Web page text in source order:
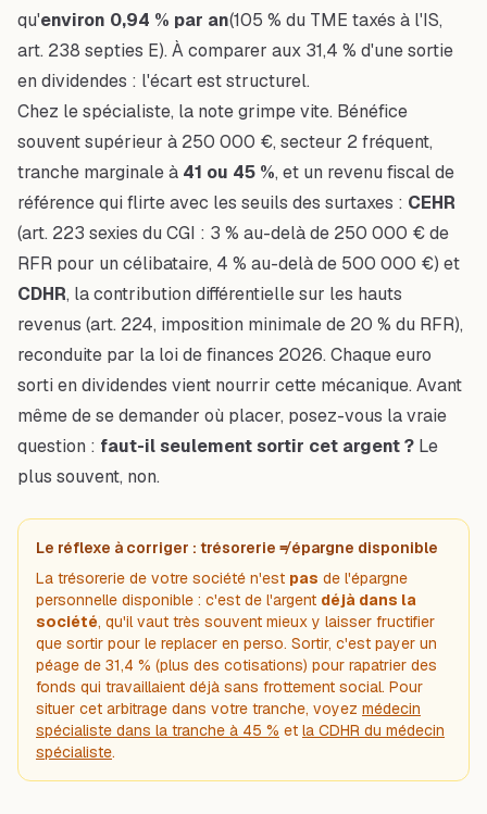
qu'environ 0,94 % par an(105 % du TME taxés à l'IS,
art. 238 septies E). À comparer aux 31,4 % d'une sortie
en dividendes : l'écart est structurel.
Chez le spécialiste, la note grimpe vite. Bénéfice
souvent supérieur à 250 000 €, secteur 2 fréquent,
tranche marginale à 41 ou 45 %, et un revenu fiscal de
référence qui flirte avec les seuils des surtaxes : CEHR
(art. 223 sexies du CGI : 3 % au-delà de 250 000 € de
RFR pour un célibataire, 4 % au-delà de 500 000 €) et
CDHR, la contribution différentielle sur les hauts
revenus (art. 224, imposition minimale de 20 % du RFR),
reconduite par la loi de finances 2026. Chaque euro
sorti en dividendes vient nourrir cette mécanique. Avant
même de se demander où placer, posez-vous la vraie
question : faut-il seulement sortir cet argent ? Le
plus souvent, non.
Le réflexe à corriger : trésorerie ≠ épargne disponible
La trésorerie de votre société n'est pas de l'épargne
personnelle disponible : c'est de l'argent déjà dans la
société, qu'il vaut très souvent mieux y laisser fructifier
que sortir pour le replacer en perso. Sortir, c'est payer un
péage de 31,4 % (plus des cotisations) pour rapatrier des
fonds qui travaillaient déjà sans frottement social. Pour
situer cet arbitrage dans votre tranche, voyez médecin
spécialiste dans la tranche à 45 % et la CDHR du médecin
spécialiste.